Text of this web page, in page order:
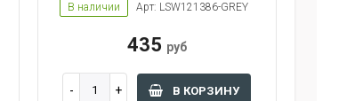
В наличии Арт: LSW121386-GREY
435 руб
В КОРЗИНУ